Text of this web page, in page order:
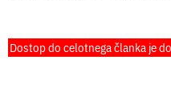
Dostop do celotnega članka je